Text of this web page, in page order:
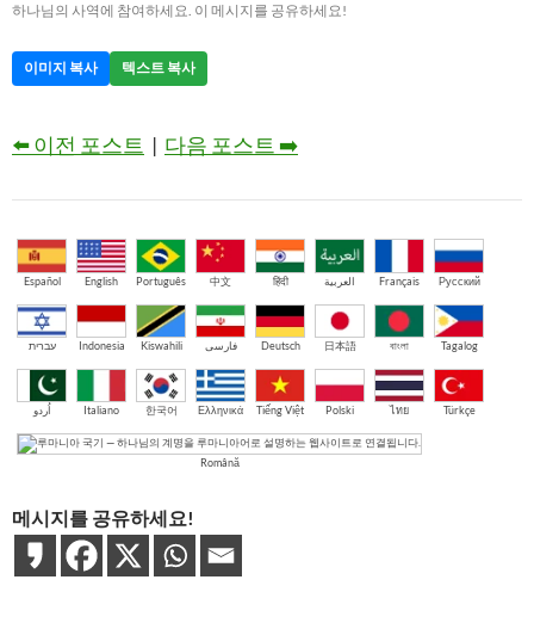
하나님의 사역에 참여하세요. 이 메시지를 공유하세요!
이미지 복사 텍스트 복사
⬅️ 이전 포스트 | 다음 포스트 ➡️
Español English Português 中文 हिंदी العربية Français Русский
עברית Indonesia Kiswahili فارسی Deutsch 日本語 বাংলা Tagalog
اُردو Italiano 한국어 Ελληνικά Tiếng Việt Polski ไทย Türkçe
Română
메시지를 공유하세요!